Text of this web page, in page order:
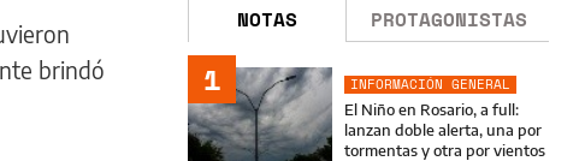
brindó
NOTAS PROTAGONISTAS
1
INFORMACIÓN GENERAL
El Niño en Rosario, a full:
lanzan doble alerta, una por
tormentas y otra por vientos